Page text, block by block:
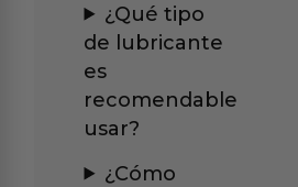
¿Qué tipo
de lubricante
es
recomendable
usar?
¿Cómo